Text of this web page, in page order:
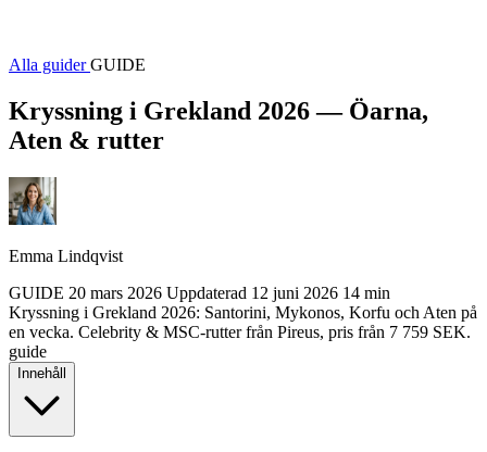
Alla guiderGUIDE
Kryssning i Grekland 2026 — Öarna,
Aten & rutter
Emma Lindqvist
GUIDE 20 mars 2026 Uppdaterad 12 juni 2026 14 min
Kryssning i Grekland 2026: Santorini, Mykonos, Korfu och Aten på
en vecka. Celebrity & MSC-rutter från Pireus, pris från 7 759 SEK.
guide
Innehåll